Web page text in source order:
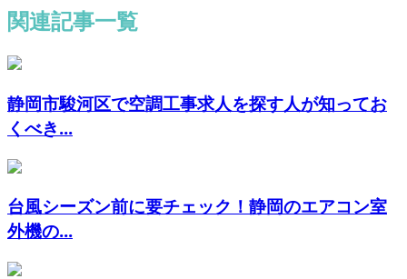
関連記事一覧
静岡市駿河区で空調工事求人を探す人が知ってお
くべき...
台風シーズン前に要チェック！静岡のエアコン室
外機の...